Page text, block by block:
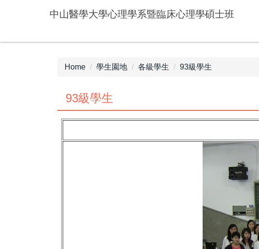
main
中山醫學大學心理學系暨臨床心理學碩士班
Home 學生園地 各級學生 93級學生
93級學生